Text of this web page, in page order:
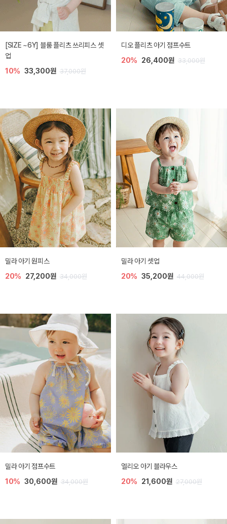
[SIZE ~6Y] 블룸 플리츠 쓰리피스 셋
업
10% 33,300원 37,000원
디오 플리츠 아기 점프수트
20% 26,400원 33,000원
밀라 아기 원피스
20% 27,200원 34,000원
밀라 아기 셋업
20% 35,200원 44,000원
밀라 아기 점프수트
10% 30,600원 34,000원
엘리오 아기 블라우스
20% 21,600원 27,000원